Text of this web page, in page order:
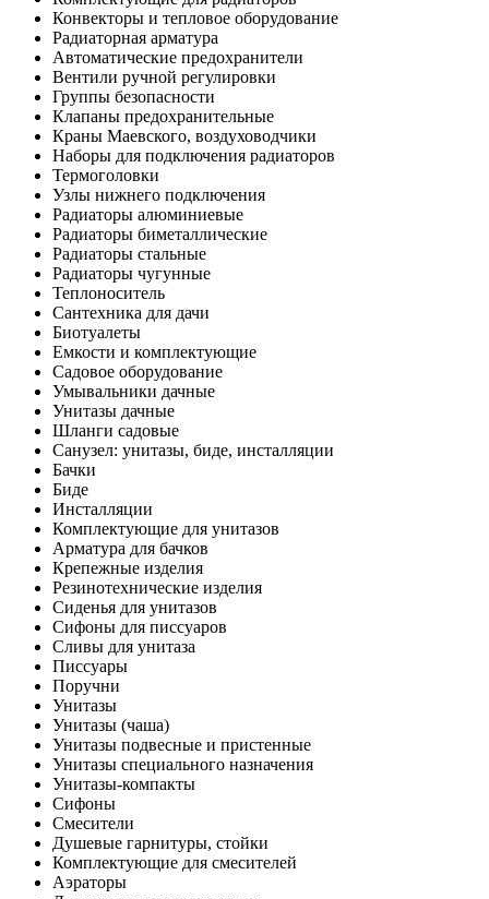
Конвекторы и тепловое оборудование
Радиаторная арматура
Автоматические предохранители
Вентили ручной регулировки
Группы безопасности
Клапаны предохранительные
Краны Маевского, воздуховодчики
Наборы для подключения радиаторов
Термоголовки
Узлы нижнего подключения
Радиаторы алюминиевые
Радиаторы биметаллические
Радиаторы стальные
Радиаторы чугунные
Теплоноситель
Сантехника для дачи
Биотуалеты
Емкости и комплектующие
Садовое оборудование
Умывальники дачные
Унитазы дачные
Шланги садовые
Санузел: унитазы, биде, инсталляции
Бачки
Биде
Инсталляции
Комплектующие для унитазов
Арматура для бачков
Крепежные изделия
Резинотехнические изделия
Сиденья для унитазов
Сифоны для писсуаров
Сливы для унитаза
Писсуары
Поручни
Унитазы
Унитазы (чаша)
Унитазы подвесные и пристенные
Унитазы специального назначения
Унитазы-компакты
Сифоны
Смесители
Душевые гарнитуры, стойки
Комплектующие для смесителей
Аэраторы